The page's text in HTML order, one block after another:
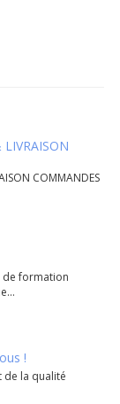
COMMANDES
de formation
!
de la qualité